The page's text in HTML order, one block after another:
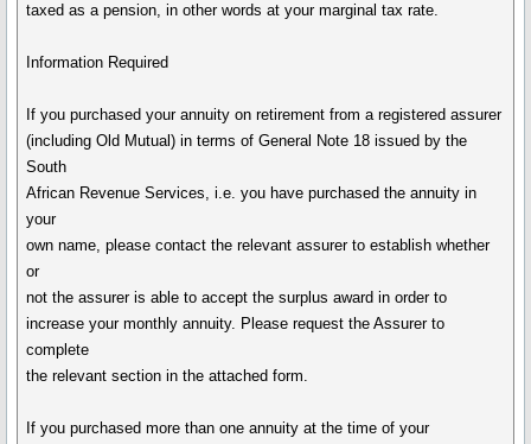
taxed as a pension, in other words at your marginal tax rate.
Information Required
If you purchased your annuity on retirement from a registered assurer
(including Old Mutual) in terms of General Note 18 issued by the
South
African Revenue Services, i.e. you have purchased the annuity in
your
own name, please contact the relevant assurer to establish whether
or
not the assurer is able to accept the surplus award in order to
increase your monthly annuity. Please request the Assurer to
complete
the relevant section in the attached form.
If you purchased more than one annuity at the time of your